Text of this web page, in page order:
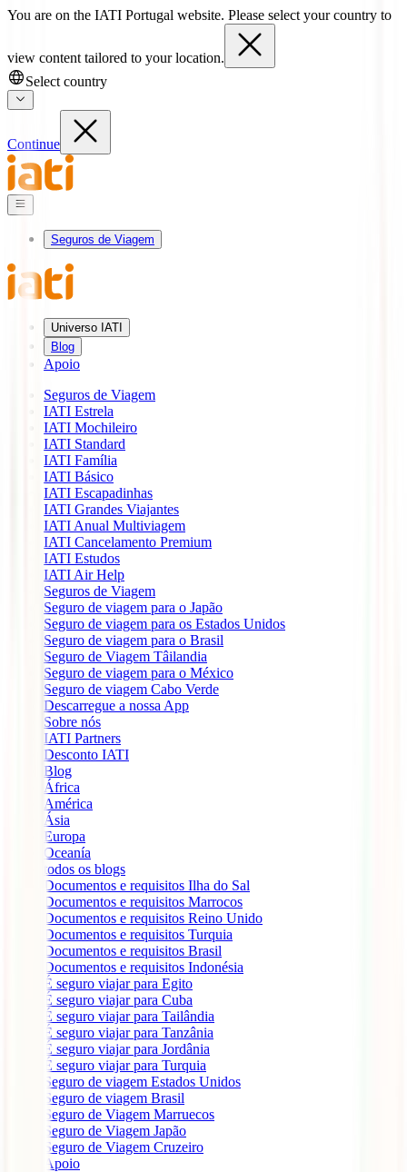
You are on the IATI Portugal website. Please select your country to
view content tailored to your location.
Select country
Continue
Seguros de Viagem
Universo IATI
Blog
Apoio
Seguros de Viagem
IATI Estrela
IATI Mochileiro
IATI Standard
IATI Família
IATI Básico
IATI Escapadinhas
IATI Grandes Viajantes
IATI Anual Multiviagem
IATI Cancelamento Premium
IATI Estudos
IATI Air Help
Seguros de Viagem
Seguro de viagem para o Japão
Seguro de viagem para os Estados Unidos
Seguro de viagem para o Brasil
Seguro de Viagem Tâilandia
Seguro de viagem para o México
Seguro de viagem Cabo Verde
Descarregue a nossa App
Sobre nós
IATI Partners
Desconto IATI
Blog
África
América
Ásia
Europa
Oceanía
todos os blogs
Documentos e requisitos Ilha do Sal
Documentos e requisitos Marrocos
Documentos e requisitos Reino Unido
Documentos e requisitos Turquia
Documentos e requisitos Brasil
Documentos e requisitos Indonésia
É seguro viajar para Egito
É seguro viajar para Cuba
É seguro viajar para Tailândia
É seguro viajar para Tanzânia
É seguro viajar para Jordânia
É seguro viajar para Turquia
Seguro de viagem Estados Unidos
Seguro de viagem Brasil
Seguro de Viagem Marruecos
Seguro de Viagem Japão
Seguro de Viagem Cruzeiro
Apoio